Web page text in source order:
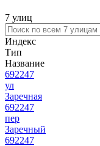
7 улиц
Индекс
Тип
Название
692247
ул
Заречная
692247
пер
Заречный
692247